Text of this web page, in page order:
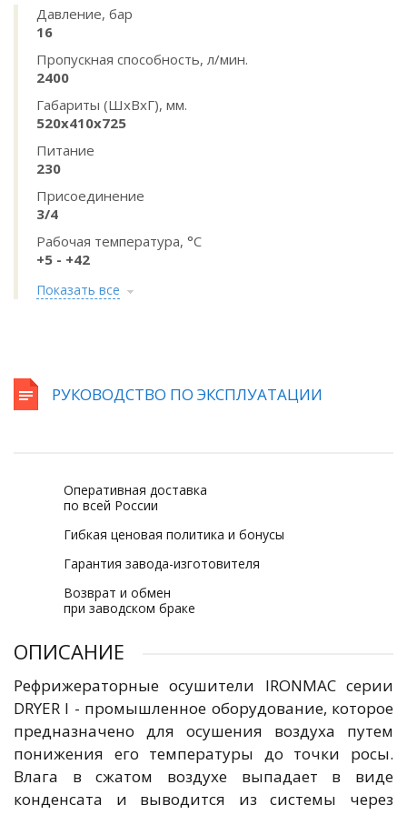
Давление, бар
16
Пропускная способность, л/мин.
2400
Габариты (ШхВхГ), мм.
520x410x725
Питание
230
Присоединение
3/4
Рабочая температура, °C
+5 - +42
Показать все
РУКОВОДСТВО ПО ЭКСПЛУАТАЦИИ
Оперативная доставка
по всей России
Гибкая ценовая политика и бонусы
Гарантия завода-изготовителя
Возврат и обмен
при заводском браке
ОПИСАНИЕ
Рефрижераторные осушители IRONMAC серии
DRYER I - промышленное оборудование, которое
предназначено для осушения воздуха путем
понижения его температуры до точки росы.
Влага в сжатом воздухе выпадает в виде
конденсата и выводится из системы через